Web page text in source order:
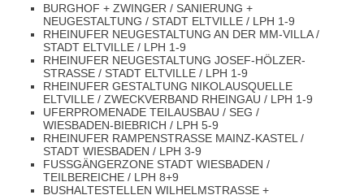
BURGHOF + ZWINGER / SANIERUNG +
NEUGESTALTUNG / STADT ELTVILLE / LPH 1-9
RHEINUFER NEUGESTALTUNG AN DER MM-VILLA /
STADT ELTVILLE / LPH 1-9
RHEINUFER NEUGESTALTUNG JOSEF-HÖLZER-
STRASSE / STADT ELTVILLE / LPH 1-9
RHEINUFER GESTALTUNG NIKOLAUSQUELLE
ELTVILLE / ZWECKVERBAND RHEINGAU / LPH 1-9
UFERPROMENADE TEILAUSBAU / SEG /
WIESBADEN-BIEBRICH / LPH 5-9
RHEINUFER RAMPENSTRASSE MAINZ-KASTEL / S
TADT WIESBADEN / LPH 3-9
FUSSGÄNGERZONE STADT WIESBADEN / T
EILBEREICHE / LPH 8+9
BUSHALTESTELLEN WILHELMSTRASSE + L